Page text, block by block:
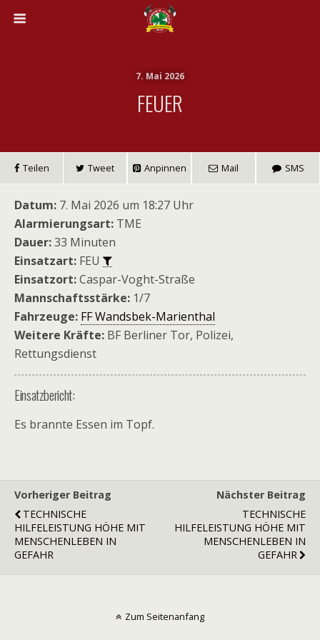
7. Mai 2026
FEUER
Teilen Tweet Anpinnen Mail SMS
Datum: 7. Mai 2026 um 18:27 Uhr
Alarmierungsart: TME
Dauer:33 Minuten
Einsatzart: FEU
Einsatzort:Caspar-Voght-Straße
Mannschaftsstärke: 1/7
Fahrzeuge: FF Wandsbek-Marienthal
Weitere Kräfte: BF Berliner Tor, Polizei,
Rettungsdienst
Einsatzbericht:
Es brannte Essen im Topf.
Vorheriger Beitrag
TECHNISCHE
HILFELEISTUNG HÖHE MIT
MENSCHENLEBEN IN
GEFAHR
Nächster Beitrag
TECHNISCHE
HILFELEISTUNG HÖHE MIT
MENSCHENLEBEN IN
GEFAHR
Zum Seitenanfang